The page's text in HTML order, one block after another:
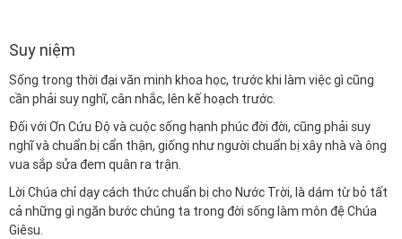
Suy niệm
Sống trong thời đại văn minh khoa học, trước khi làm việc gì cũng
cần phải suy nghĩ, cân nhắc, lên kế hoạch trước.
Đối với Ơn Cứu Độ và cuộc sống hạnh phúc đời đời, cũng phải suy
nghĩ và chuẩn bị cẩn thận, giống như người chuẩn bị xây nhà và ông
vua sắp sửa đem quân ra trận.
Lời Chúa chỉ dạy cách thức chuẩn bị cho Nước Trời, là dám từ bỏ tất
cả những gì ngăn bước chúng ta trong đời sống làm môn đệ Chúa
Giêsu.